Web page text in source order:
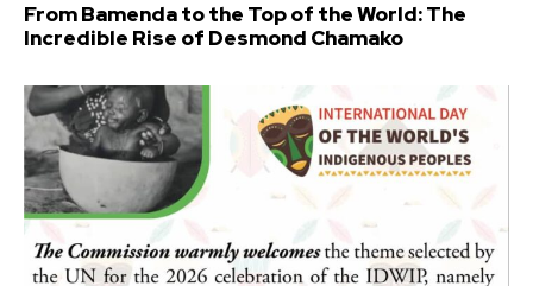
From Bamenda to the Top of the World: The
Incredible Rise of Desmond Chamako